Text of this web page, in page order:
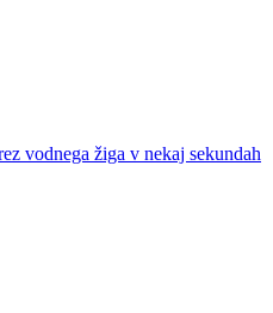
vodnega žiga v nekaj sekundah